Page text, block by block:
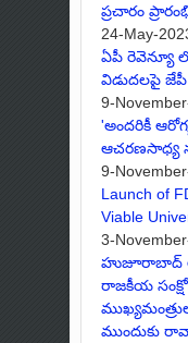
ప్రచారం
24-May-
ఏపీ రెవెన్యూ
విడుదలపై జేపీ
9-
'అందరికీ
ఆచరణసాధ్య
9-
Launch of
Viable
3-
హుజూరాబాద్
రాజకీయ
ముఖ్యమంత్రుల
ముందుకు